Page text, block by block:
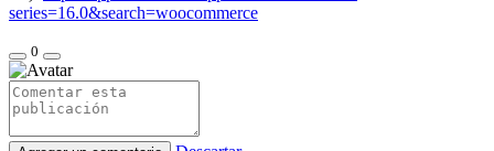
series=16.0&search=woocommerce
0